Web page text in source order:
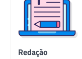
Redação